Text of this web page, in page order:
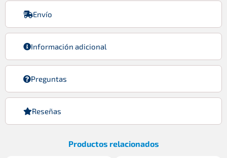
Envío
Información adicional
Preguntas
Reseñas
Productos relacionados